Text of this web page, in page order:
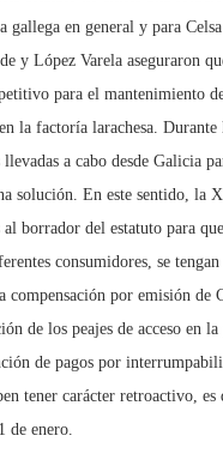
gallega en general y para
y López Varela aseguraron
para el mantenimiento
la factoría larachesa. Durante
a cabo desde Galicia
solución. En este sentido, la
al borrador del estatuto para
consumidores, se
compensación por emisión de
de los peajes de acceso en
de pagos por
tener carácter retroactivo, es
de enero.